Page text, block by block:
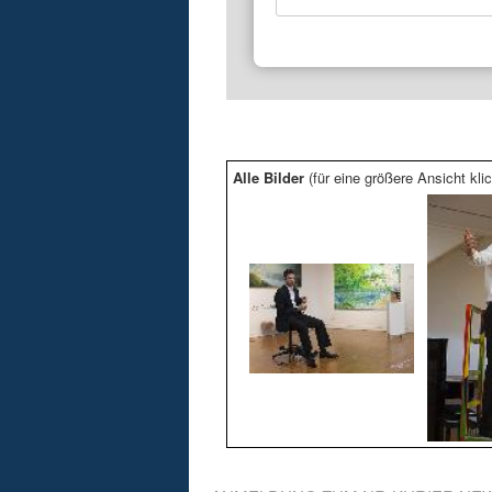
Alle Bilder (für eine größere Ansicht